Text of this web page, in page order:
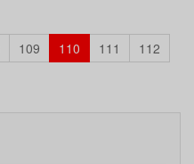
109 110 111
112